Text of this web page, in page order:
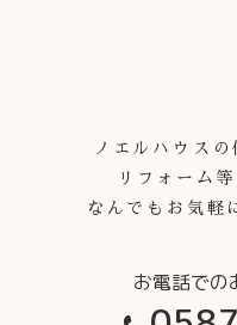
ノエルハウス
リフォーム
なんでもお気軽